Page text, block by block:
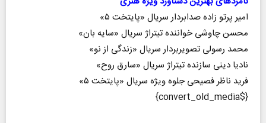
امیر پرتو زاده صدابردار سریال «پایتخت ۵»
محسن چاوشی خواننده تیتراژ سریال «سایه بان»
محمد رسولی تصویربردار سریال «زندگی از نو»
نادیا دینی سازنده تیتراژ سریال «سارق روح»
فرید ناظر فصیحی جلوه ویژه سریال «پایتخت ۵»
{$convert_old_media}